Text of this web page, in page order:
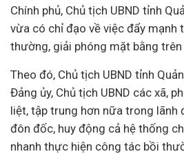
Chính phủ, Chủ tịch UBND tỉnh
vừa có chỉ đạo về việc đẩy mạnh
thường, giải phóng mặt bằng trên
Theo đó, Chủ tịch UBND tỉnh
Đảng ủy, Chủ tịch UBND các xã,
liệt, tập trung hơn nữa trong lãnh
đôn đốc, huy động cả hệ thống
nhanh thực hiện công tác bồi